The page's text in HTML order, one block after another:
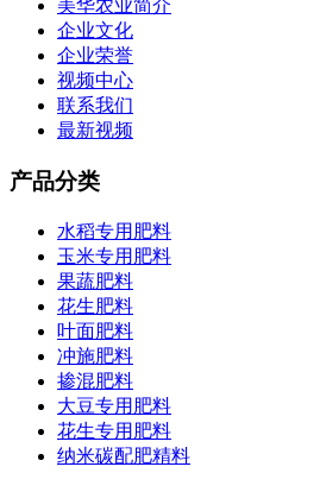
美华农业简介
企业文化
企业荣誉
视频中心
联系我们
最新视频
产品分类
水稻专用肥料
玉米专用肥料
果蔬肥料
花生肥料
叶面肥料
冲施肥料
掺混肥料
大豆专用肥料
花生专用肥料
纳米碳配肥精料